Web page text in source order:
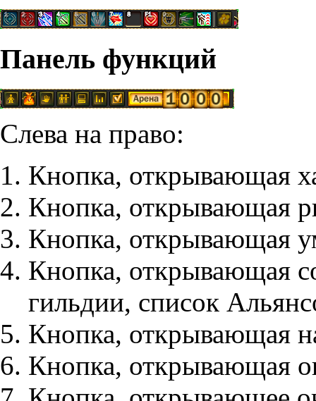
Панель функций
Слева на право:
Кнопка, открывающая
Кнопка, открывающая
Кнопка, открывающая
Кнопка, открывающая
гильдии, список
Кнопка, открывающая
Кнопка, открывающая